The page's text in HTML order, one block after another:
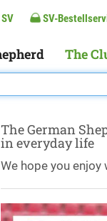
SV-
The
The German
in everyday life
We hope you enjoy